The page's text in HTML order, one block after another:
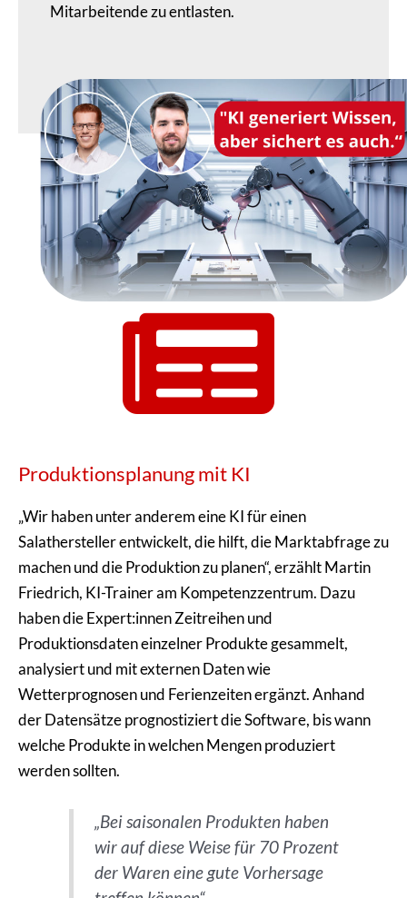
Mitarbeitende zu entlasten.
Produktionsplanung mit KI
„Wir haben unter anderem eine KI für einen
Salathersteller entwickelt, die hilft, die Marktabfrage zu
machen und die Produktion zu planen“, erzählt Martin
Friedrich, KI-Trainer am Kompetenzzentrum. Dazu
haben die Expert:innen Zeitreihen und
Produktionsdaten einzelner Produkte gesammelt,
analysiert und mit externen Daten wie
Wetterprognosen und Ferienzeiten ergänzt. Anhand
der Datensätze prognostiziert die Software, bis wann
welche Produkte in welchen Mengen produziert
werden sollten.
„Bei saisonalen Produkten haben
wir auf diese Weise für 70 Prozent
der Waren eine gute Vorhersage